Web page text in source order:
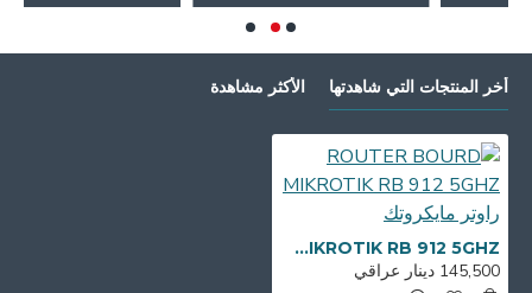
أخر المنتجات التي شاهدتها الأكثر مشاهدة
ROUTER BOURD MIKROTIK RB 912 5GHZ راوتر مايكروتك
145,500 دينار عراقي